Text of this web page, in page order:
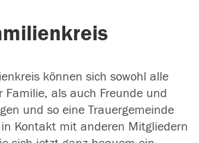
können sich sowohl alle
Familie, als auch Freunde und
und so eine Trauergemeinde
Kontakt mit anderen Mitgliedern